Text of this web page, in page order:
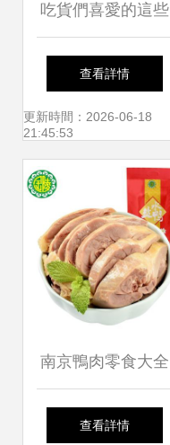
吃貨們喜愛的這些
鹵味零食，讓你越
嚼越香，第五款要
特別注意了！
查看詳情
更新時間：2026-06-18
21:45:53
南京鴨肉零食大全
不容錯過的地道美
查看詳情